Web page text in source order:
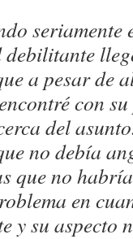
debilitante
a pesar de
con
del
no debía
que no
en
y su aspecto